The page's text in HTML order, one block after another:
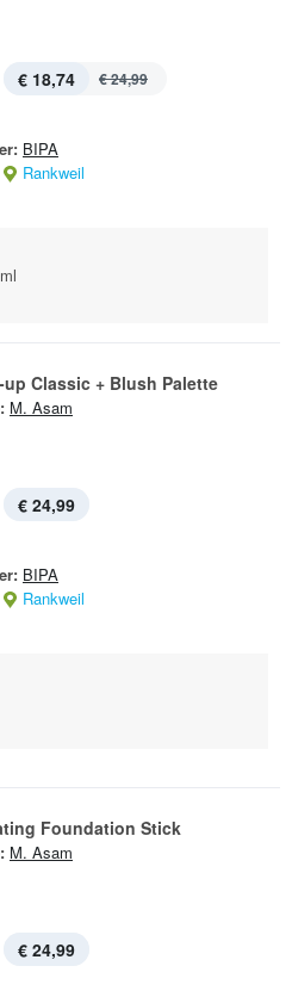
€ 18,74 € 24,99
BIPA
Rankweil
up Classic + Blush Palette
M. Asam
€ 24,99
BIPA
Rankweil
Hydrating Foundation Stick
M. Asam
€ 24,99